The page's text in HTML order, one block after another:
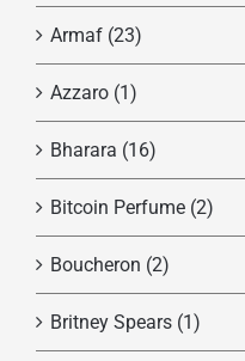
Armaf (23)
Azzaro (1)
Bharara (16)
Bitcoin Perfume (2)
Boucheron (2)
Britney Spears (1)